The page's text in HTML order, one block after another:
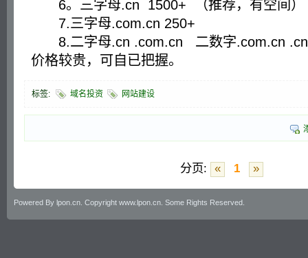
6。三字母.cn 1500+ （推荐，有空间）
7.三字母.com.cn 250+
8.二字母.cn .com.cn 二数字.com.cn .cn
价格较贵，可自已把握。
标签: 域名投资 网站建设
分页: « 1 »
Powered By lpon.cn. Copyright www.lpon.cn. Some Rights Reserved.